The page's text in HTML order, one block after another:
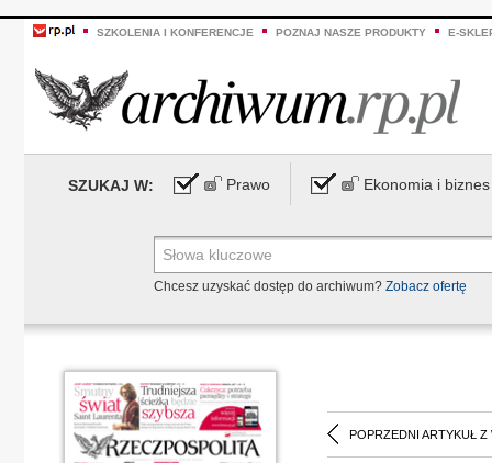
SZKOLENIA I KONFERENCJE POZNAJ NASZE PRODUKTY E-
SZUKAJ W: Prawo Ekonomia i biznes
Chcesz uzyskać dostęp do archiwum? Zobacz ofertę
POPRZEDNI ARTYKUŁ Z